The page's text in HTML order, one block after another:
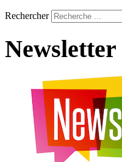
Rechercher
Newsletter